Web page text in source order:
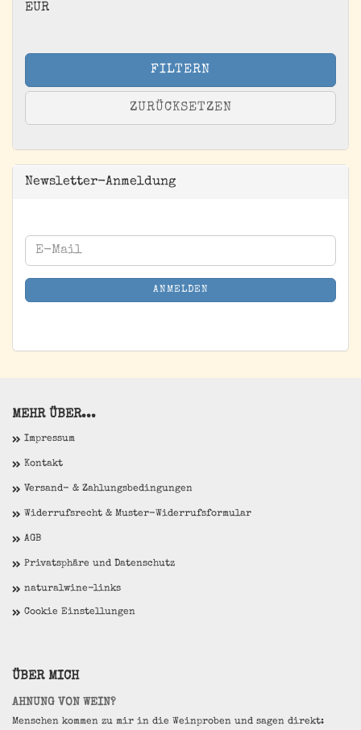
EUR
FILTERN
ZURÜCKSETZEN
Newsletter-Anmeldung
WEITER
ZUR
NEWSLETTER-
ANMELDUNG
E-
Mail
ANMELDEN
MEHR ÜBER...
Impressum
Kontakt
Versand- & Zahlungsbedingungen
Widerrufsrecht & Muster-Widerrufsformular
AGB
Privatsphäre und Datenschutz
naturalwine-links
Cookie Einstellungen
ÜBER MICH
AHNUNG VON WEIN?
Menschen kommen zu mir in die Weinproben und sagen direkt: